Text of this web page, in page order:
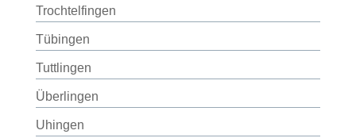
Trochtelfingen
Tübingen
Tuttlingen
Überlingen
Uhingen